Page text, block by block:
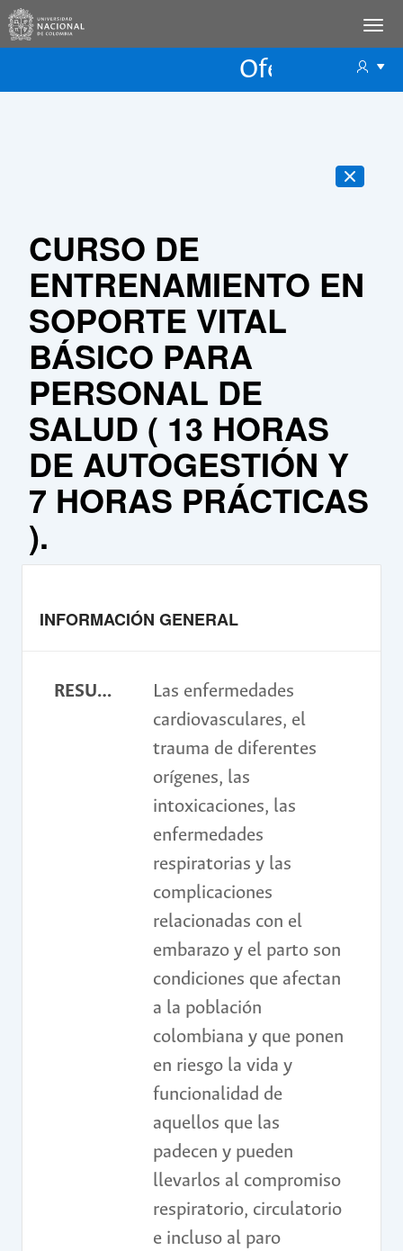
Oferta
CURSO DE
ENTRENAMIENTO EN
SOPORTE VITAL
BÁSICO PARA
PERSONAL DE
SALUD ( 13 HORAS
DE AUTOGESTIÓN Y
7 HORAS PRÁCTICAS
).
INFORMACIÓN GENERAL
RESUMEN
Las enfermedades
cardiovasculares, el
trauma de diferentes
orígenes, las
intoxicaciones, las
enfermedades
respiratorias y las
complicaciones
relacionadas con el
embarazo y el parto son
condiciones que afectan
a la población
colombiana y que ponen
en riesgo la vida y
funcionalidad de
aquellos que las
padecen y pueden
llevarlos al compromiso
respiratorio, circulatorio
e incluso al paro